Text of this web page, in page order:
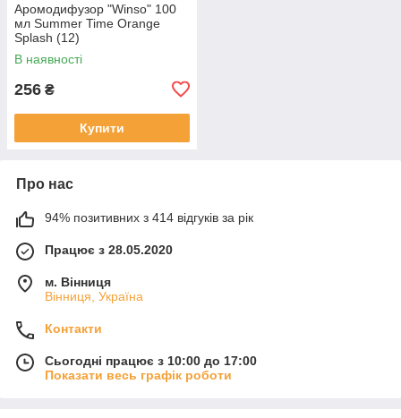
Аромодифузор "Winso" 100
мл Summer Time Orange
Splash (12)
В наявності
256 ₴
Купити
Про нас
94% позитивних з 414 відгуків за рік
Працює з 28.05.2020
м. Вінниця
Вінниця, Україна
Контакти
Сьогодні працює з 10:00 до 17:00
Показати весь графік роботи